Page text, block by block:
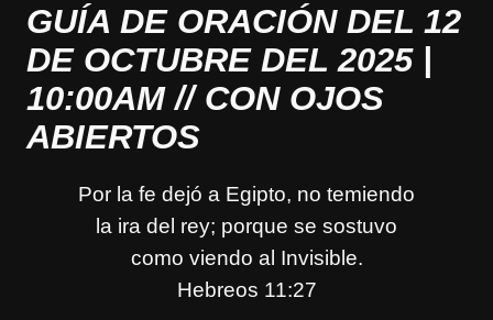
GUÍA DE ORACIÓN DEL 12
DE OCTUBRE DEL 2025 |
10:00AM // CON OJOS
ABIERTOS
Por la fe dejó a Egipto, no temiendo
la ira del rey; porque se sostuvo
como viendo al Invisible.
Hebreos 11:27